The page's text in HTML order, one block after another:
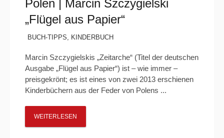
Polen | Marcin Szczygielski
„Flügel aus Papier“
BUCH-TIPPS, KINDERBUCH
Marcin Szczygielskis „Zeitarche“ (Titel der deutschen
Ausgabe „Flügel aus Papier“) ist – wie immer –
preisgekrönt; es ist eines von zwei 2013 erschienen
Kinderbüchern aus der Feder von Polens ...
WEITERLESEN